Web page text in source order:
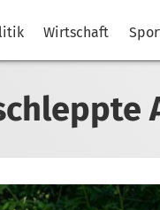
Wirtschaft